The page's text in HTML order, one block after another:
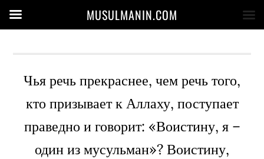
Чья речь прекраснее, чем речь того,
кто призывает к Аллаху, поступает
праведно и говорит: «Воистину, я –
один из мусульман»? Воистину,
MUSULMANIN.COM